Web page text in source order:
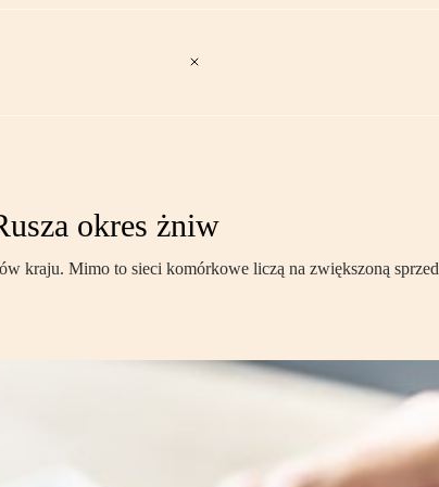
okres żniw
kraju. Mimo to sieci komórkowe liczą na zwiększoną